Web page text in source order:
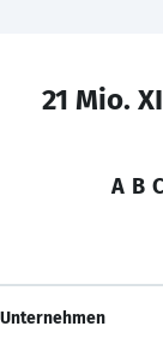
21 Mio.
A B C
Unternehmen